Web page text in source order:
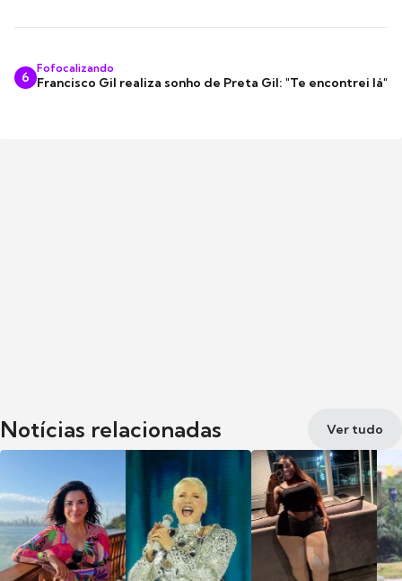
6
Fofocalizando
Francisco Gil realiza sonho de Preta Gil: "Te encontrei lá"
Notícias relacionadas Ver tudo